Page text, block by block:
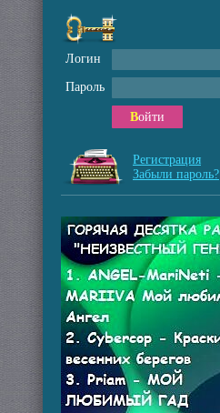
Логин
Пароль
Войти
Регистрация
Забыли пароль?